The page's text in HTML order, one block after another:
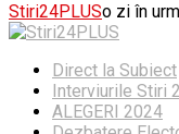
Stiri24PLUSo zi în
Direct la Subiect
Interviurile Stiri
ALEGERI 2024